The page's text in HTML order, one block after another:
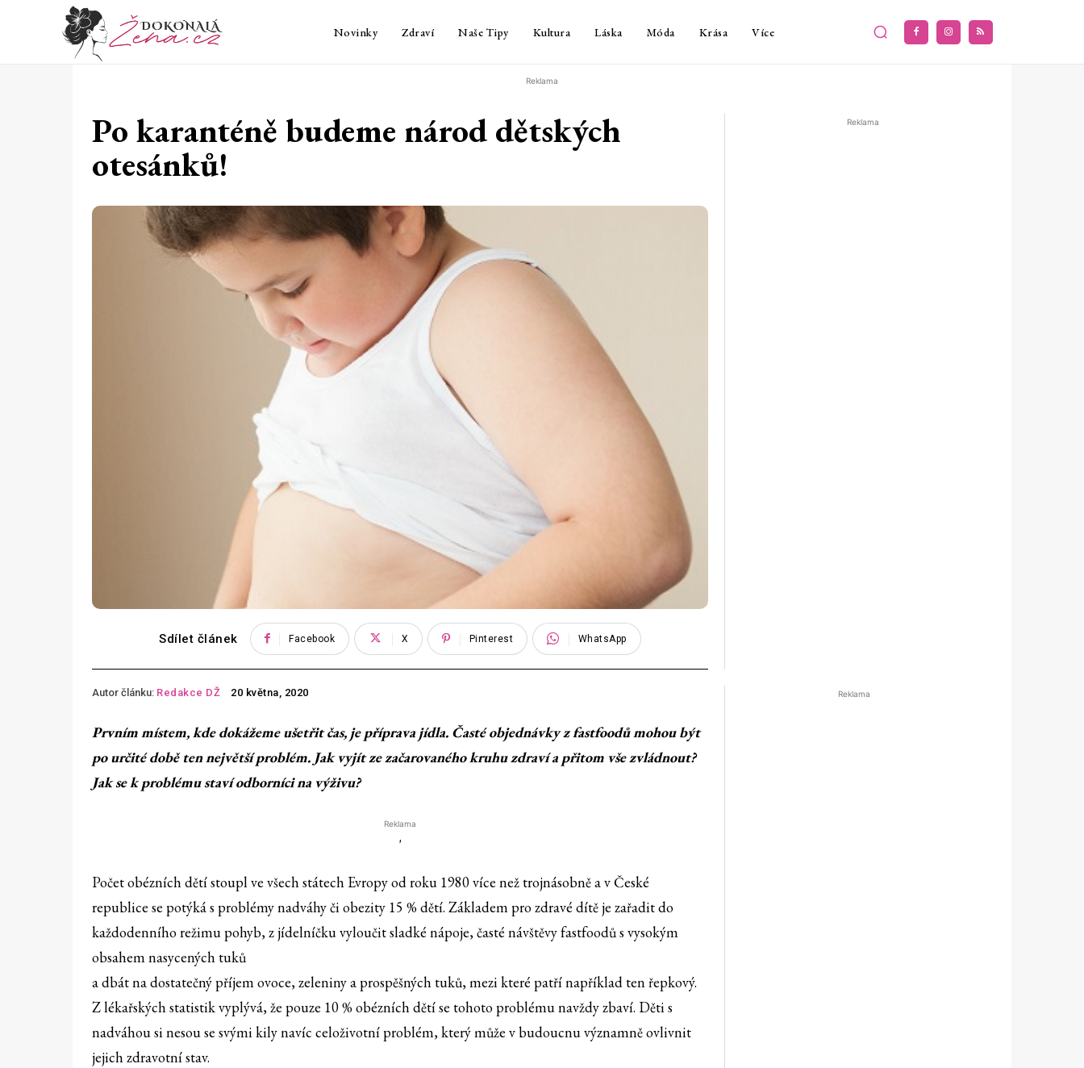
Novinky Zdraví Naše Tipy Kultura Láska Móda Krása Více
Reklama
Po karanténě budeme národ dětských
otesánků!
Sdílet článek Facebook X Pinterest WhatsApp
Reklama
Autor článku: Redakce DŽ 20 května, 2020
Prvním místem, kde dokážeme ušetřit čas, je příprava jídla. Časté objednávky z fastfoodů mohou být
po určité době ten největší problém. Jak vyjít ze začarovaného kruhu zdraví a přitom vše zvládnout?
Jak se k problému staví odborníci na výživu?
Reklama
'
Počet obézních dětí stoupl ve všech státech Evropy od roku 1980 více než trojnásobně a v České
republice se potýká s problémy nadváhy či obezity 15 % dětí. Základem pro zdravé dítě je zařadit do
každodenního režimu pohyb, z jídelníčku vyloučit sladké nápoje, časté návštěvy fastfoodů s vysokým
obsahem nasycených tuků
a dbát na dostatečný příjem ovoce, zeleniny a prospěšných tuků, mezi které patří například ten řepkový.
Z lékařských statistik vyplývá, že pouze 10 % obézních dětí se tohoto problému navždy zbaví. Děti s
nadváhou si nesou se svými kily navíc celoživotní problém, který může v budoucnu významně ovlivnit
jejich zdravotní stav.
Reklama